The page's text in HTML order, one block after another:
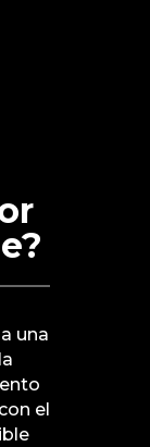
una
el